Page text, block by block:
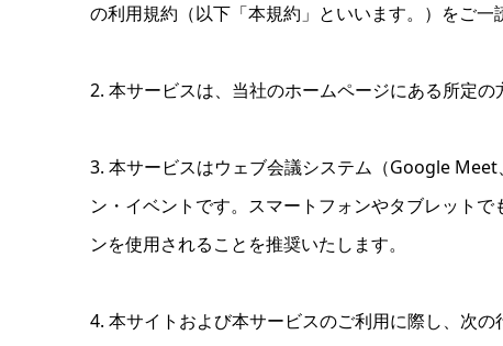
の利用規約（以下「本規約」といいます。）をご一
2. 本サービスは、当社のホームページにある所定
3. 本サービスはウェブ会議システム（Google
ン・イベントです。スマートフォンやタブレット
ンを使用されることを推奨いたします。
4. 本サイトおよび本サービスのご利用に際し、次